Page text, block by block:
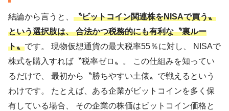
結論から言うと、 〝ビットコイン関連株をNISAで買う〟
という選択肢は、 合法かつ税務的にも有利な〝裏ルー
ト〟です。 現物仮想通貨の最大税率55％に対し、 NISAで
株式を購入すれば〝税率ゼロ〟。 この仕組みを知ってい
るだけで、 最初から〝勝ちやすい土俵〟で戦えるという
わけです。 たとえば、ある企業がビットコインを多く保
有している場合、 その企業の株価はビットコイン価格と